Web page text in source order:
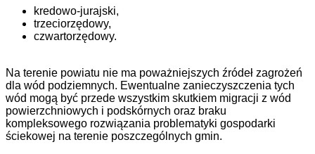
kredowo-jurajski,
trzeciorzędowy,
czwartorzędowy.
Na terenie powiatu nie ma poważniejszych źródeł zagrożeń
dla wód podziemnych. Ewentualne zanieczyszczenia tych
wód mogą być przede wszystkim skutkiem migracji z wód
powierzchniowych i podskórnych oraz braku
kompleksowego rozwiązania problematyki gospodarki
ściekowej na terenie poszczególnych gmin.